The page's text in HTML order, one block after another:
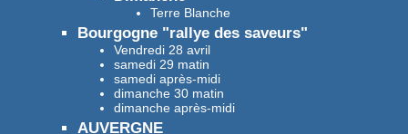
Terre Blanche
Bourgogne "rallye des saveurs"
Vendredi 28 avril
samedi 29 matin
samedi après-midi
dimanche 30 matin
dimanche après-midi
AUVERGNE